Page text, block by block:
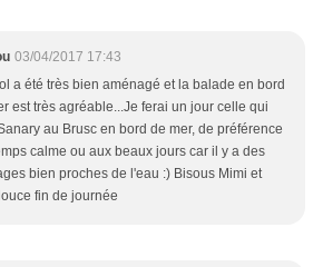
03/04/2017 17:43
a été très bien aménagé et la balade en bord
est très agréable...Je ferai un jour celle qui
au Brusc en bord de mer, de préférence
calme ou aux beaux jours car il y a des
bien proches de l'eau :) Bisous Mimi et
fin de journée